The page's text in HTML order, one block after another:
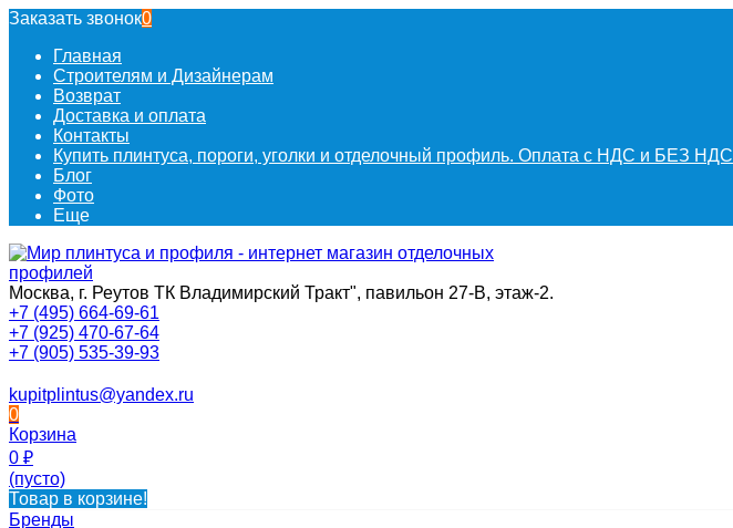
Заказать звонок0
Главная
Строителям и Дизайнерам
Возврат
Доставка и оплата
Контакты
Купить плинтуса, пороги, уголки и отделочный профиль. Оплата с НДС и БЕЗ НДС
Блог
Фото
Еще
Москва, г. Реутов ТК Владимирский Тракт", павильон 27-В, этаж-2.
+7 (495) 664-69-61
+7 (925) 470-67-64
+7 (905) 535-39-93
kupitplintus@yandex.ru
0
Корзина
0 ₽
(пусто)
Товар в корзине!
Бренды